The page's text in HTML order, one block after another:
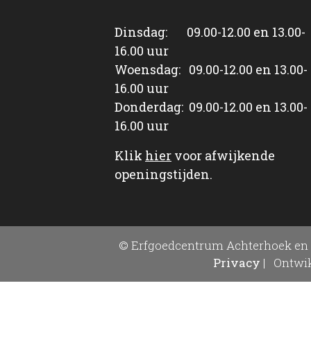
Dinsdag: 09.00-12.00 en 13.00-
16.00 uur
Woensdag: 09.00-12.00 en 13.00-
16.00 uur
Donderdag: 09.00-12.00 en 13.00-
16.00 uur
Klik hier voor afwijkende
openingstijden.
© Erfgoedcentrum Achterhoek en
Privacy |